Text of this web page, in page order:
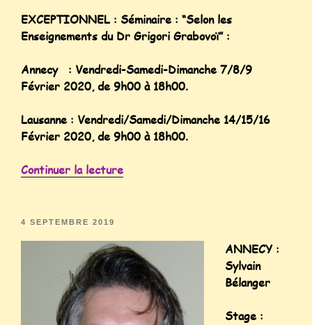
EXCEPTIONNEL : Séminaire : “Selon les
Enseignements du Dr Grigori Grabovoï” :
Annecy : Vendredi-Samedi-Dimanche 7/8/9
Février 2020, de 9h00 à 18h00.
Lausanne : Vendredi/Samedi/Dimanche 14/15/16
Février 2020, de 9h00 à 18h00.
Continuer la lecture
4 SEPTEMBRE 2019
ANNECY :
Sylvain
Bélanger
Stage :